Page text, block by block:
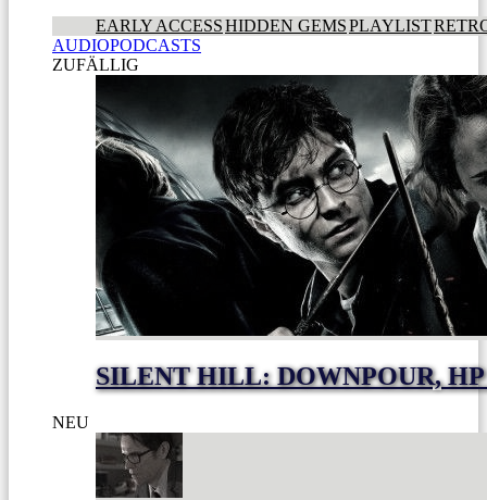
EARLY ACCESSHIDDEN GEMSPLAYLIST
AUDIOPODCASTS
ZUFÄLLIG
SILENT HILL: DOWNPOUR,
NEU